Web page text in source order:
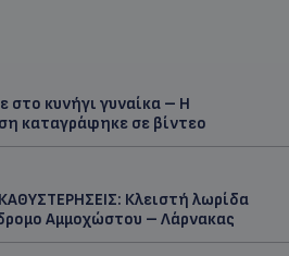
στο κυνήγι γυναίκα – Η
καταγράφηκε σε βίντεο
Κλειστή λωρίδα
Αμμοχώστου – Λάρνακας